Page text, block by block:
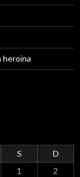
heroïna
S D
1
2